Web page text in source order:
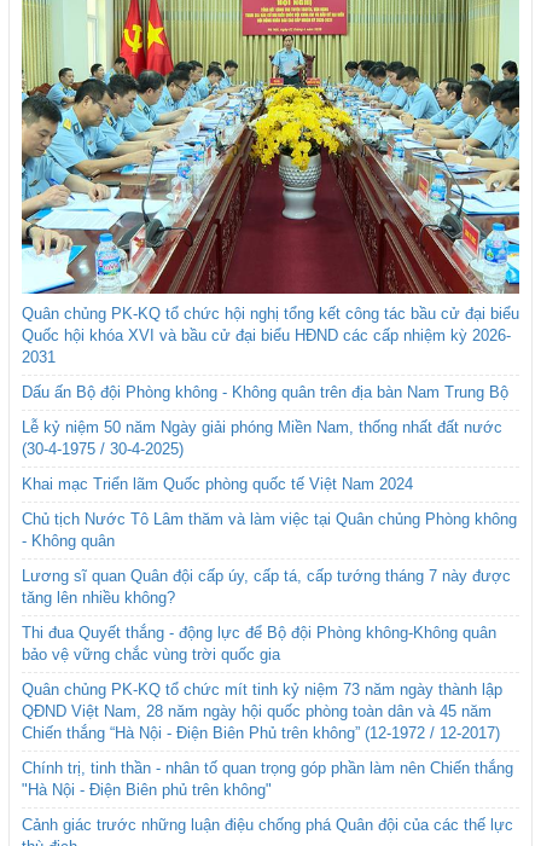
Quân chủng PK-KQ tổ chức hội nghị tổng kết công tác bầu cử đại biểu
Quốc hội khóa XVI và bầu cử đại biểu HĐND các cấp nhiệm kỳ 2026-
2031
Dấu ấn Bộ đội Phòng không - Không quân trên địa bàn Nam Trung Bộ
Lễ kỷ niệm 50 năm Ngày giải phóng Miền Nam, thống nhất đất nước
(30-4-1975 / 30-4-2025)
Khai mạc Triển lãm Quốc phòng quốc tế Việt Nam 2024
Chủ tịch Nước Tô Lâm thăm và làm việc tại Quân chủng Phòng không
- Không quân
Lương sĩ quan Quân đội cấp úy, cấp tá, cấp tướng tháng 7 này được
tăng lên nhiều không?
Thi đua Quyết thắng - động lực để Bộ đội Phòng không-Không quân
bảo vệ vững chắc vùng trời quốc gia
Quân chủng PK-KQ tổ chức mít tinh kỷ niệm 73 năm ngày thành lập
QĐND Việt Nam, 28 năm ngày hội quốc phòng toàn dân và 45 năm
Chiến thắng “Hà Nội - Điện Biên Phủ trên không” (12-1972 / 12-2017)
Chính trị, tinh thần - nhân tố quan trọng góp phần làm nên Chiến thắng
"Hà Nội - Điện Biên phủ trên không"
Cảnh giác trước những luận điệu chống phá Quân đội của các thế lực